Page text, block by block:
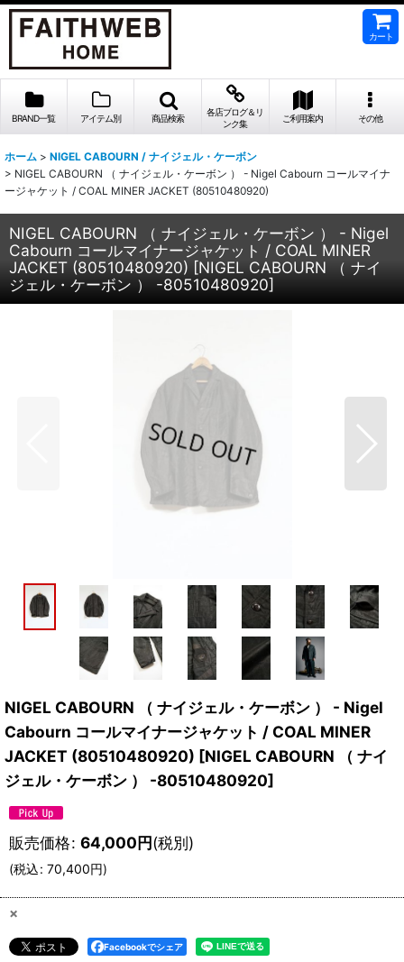
カート
BRAND一覧 アイテム別 商品検索
各店ブログ＆リ
ンク集
ご利用案内 その他
ホーム > NIGEL CABOURN / ナイジェル・ケーボン
> NIGEL CABOURN （ ナイジェル・ケーボン ） - Nigel Cabourn コールマイナ
ージャケット / COAL MINER JACKET (80510480920)
NIGEL CABOURN （ ナイジェル・ケーボン ） - Nigel
Cabourn コールマイナージャケット / COAL MINER
JACKET (80510480920) [NIGEL CABOURN （ ナイ
ジェル・ケーボン ） -80510480920]
NIGEL CABOURN （ ナイジェル・ケーボン ） - Nigel
Cabourn コールマイナージャケット / COAL MINER
JACKET (80510480920) [NIGEL CABOURN （ ナイ
ジェル・ケーボン ） -80510480920]
販売価格: 64,000円(税別)
(税込: 70,400円)
×
Facebookでシェア